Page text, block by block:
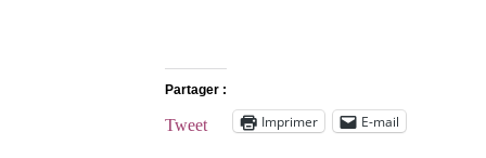
Partager :
Tweet Imprimer E-mail